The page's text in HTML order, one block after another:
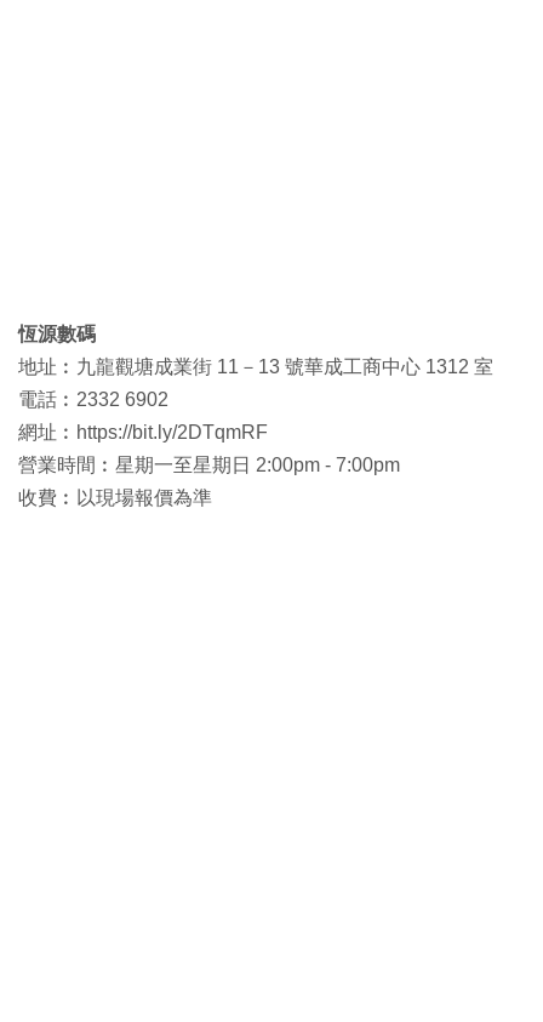
恆源數碼
地址︰九龍觀塘成業街 11－13 號華成工商中心 1312 室
電話︰2332 6902
網址︰https://bit.ly/2DTqmRF
營業時間︰星期一至星期日 2:00pm - 7:00pm
收費︰以現場報價為準